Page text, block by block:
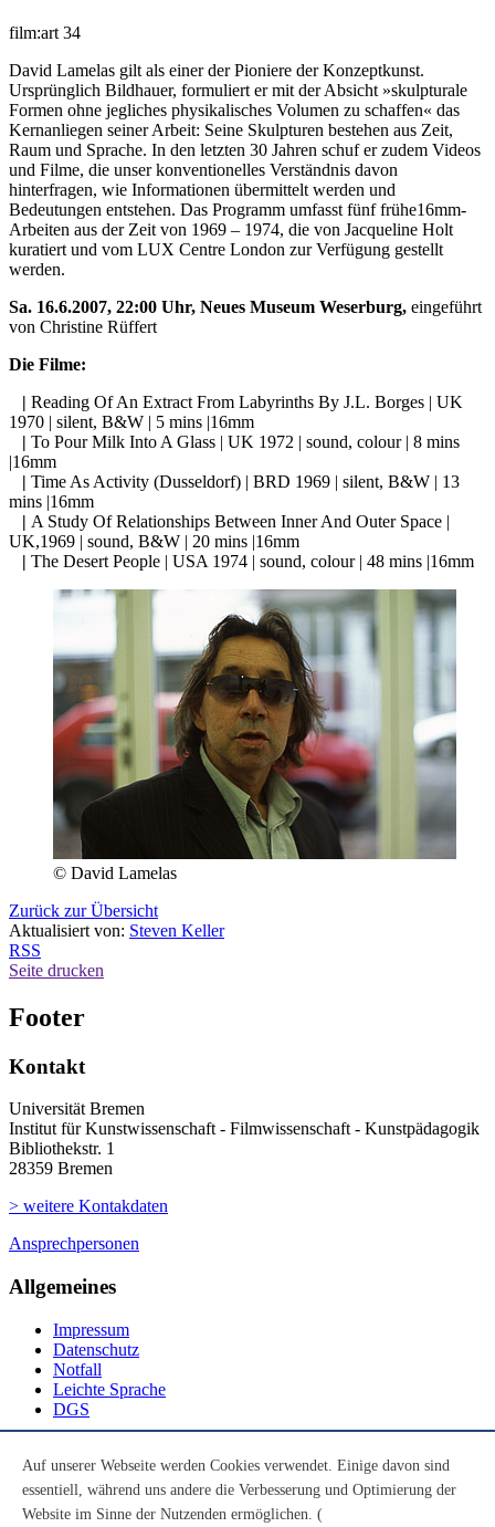
film:art 34
David Lamelas gilt als einer der Pioniere der Konzeptkunst.
Ursprünglich Bildhauer, formuliert er mit der Absicht »skulpturale
Formen ohne jegliches physikalisches Volumen zu schaffen« das
Kernanliegen seiner Arbeit: Seine Skulpturen bestehen aus Zeit,
Raum und Sprache. In den letzten 30 Jahren schuf er zudem Videos
und Filme, die unser konventionelles Verständnis davon
hinterfragen, wie Informationen übermittelt werden und
Bedeutungen entstehen. Das Programm umfasst fünf frühe16mm-
Arbeiten aus der Zeit von 1969 – 1974, die von Jacqueline Holt
kuratiert und vom LUX Centre London zur Verfügung gestellt
werden.
Sa. 16.6.2007, 22:00 Uhr, Neues Museum Weserburg, eingeführt
von Christine Rüffert
Die Filme:
| Reading Of An Extract From Labyrinths By J.L. Borges | UK
1970 | silent, B&W | 5 mins |16mm
| To Pour Milk Into A Glass | UK 1972 | sound, colour | 8 mins
|16mm
| Time As Activity (Dusseldorf) | BRD 1969 | silent, B&W | 13
mins |16mm
| A Study Of Relationships Between Inner And Outer Space |
UK,1969 | sound, B&W | 20 mins |16mm
| The Desert People | USA 1974 | sound, colour | 48 mins |16mm
© David Lamelas
Zurück zur Übersicht
Aktualisiert von: Steven Keller
RSS
Seite drucken
Footer
Kontakt
Universität Bremen
Institut für Kunstwissenschaft - Filmwissenschaft - Kunstpädagogik
Bibliothekstr. 1
28359 Bremen
> weitere Kontakdaten
Ansprechpersonen
Allgemeines
Impressum
Datenschutz
Notfall
Leichte Sprache
DGS
Youtube
Instagram
Auf unserer Webseite werden Cookies verwendet. Einige davon sind
essentiell, während uns andere die Verbesserung und Optimierung der
Website im Sinne der Nutzenden ermöglichen. (